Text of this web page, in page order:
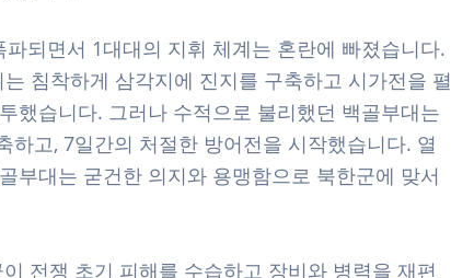
되면서 1대대의 지휘 체계는 혼란에 빠졌습니다.
침착하게 삼각지에 진지를 구축하고 시가전을 펼
했습니다. 그러나 수적으로 불리했던 백골부대는
고, 7일간의 처절한 방어전을 시작했습니다. 열
부대는 굳건한 의지와 용맹함으로 북한군에 맞서
전쟁 초기 피해를 수습하고 장비와 병력을 재편